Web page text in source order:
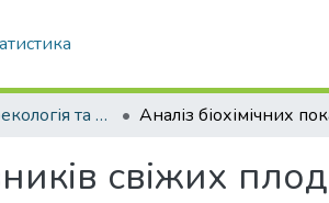
Кафедра Геоекологія та землеустрій
свіжих